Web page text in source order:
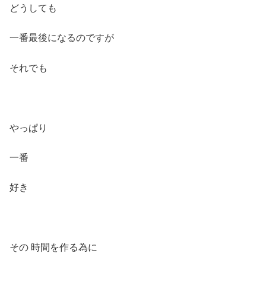
どうしても
一番最後になるのですが
それでも
やっぱり
一番
好き
その 時間を作る為に